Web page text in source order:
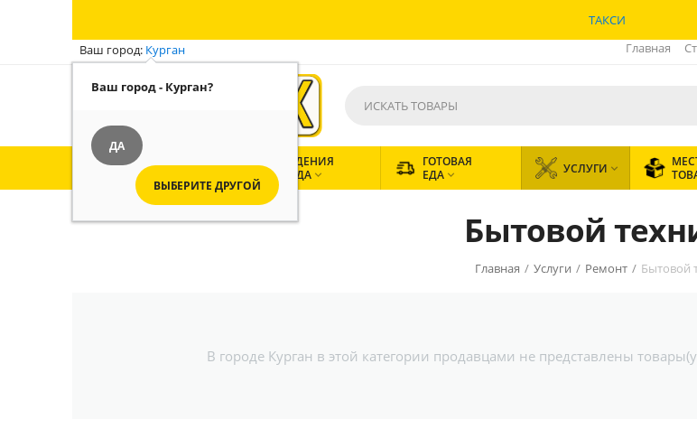
ТАКСИ
Ваш город: Курган
Ваш город - Курган?
ДА
ВЫБЕРИТЕ ДРУГОЙ
Главная
ВСЕ
КАТЕГОРИИ
ЗАВЕДЕНИЯ
ГОРОДА 
ГОТОВАЯ
ЕДА  УСЛУГИ 
Бытовой
Главная / Услуги / Ремонт / Бытовой
В городе Курган в этой категории продавцами не представлены